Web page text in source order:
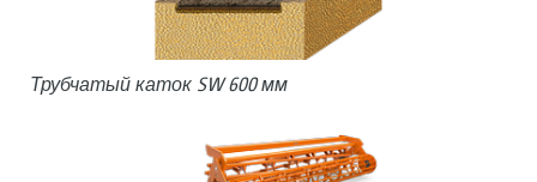
Трубчатый каток SW 600 мм